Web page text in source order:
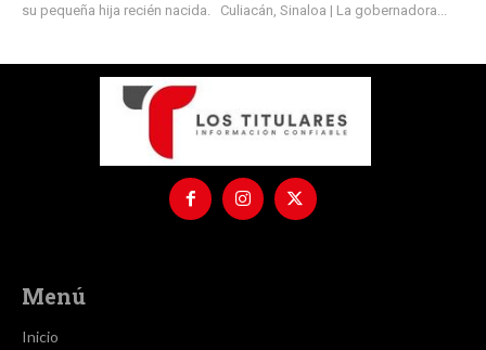
su pequeña hija recién nacida. Culiacán, Sinaloa | La gobernadora...
Menú
Inicio